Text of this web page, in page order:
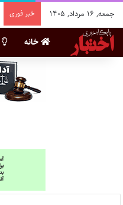
جمعه, ۱۶ مرداد, ۱۴۰۵ خبر فوری
خانه